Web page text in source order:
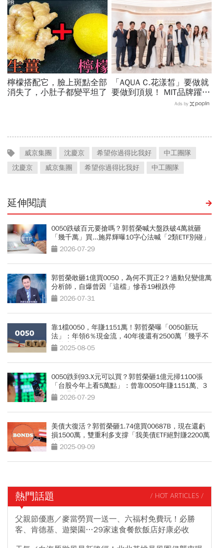
價
檸檬搭配它，臉上斑點全部
消失了，小肚子都變平坦了
PR
「AQUA C.花漾皙」要做就
要做到頂規！ MIT品牌躍上
Ads by
威京集團 沈慶京 希望你過得比我好
中工團隊
沈慶京
威京集團 希望你過得比我好 中工團隊
延伸閱讀
0050跌破百元要搶嗎？郭哲榮喊大盤跌破4萬就砸
「幾千萬」買...施昇輝曝10字心法喊「2類ETF別碰」
2026-07-29
郭哲榮敢砸1億買0050，為何不買正2？過動兒變億萬
分析師，自爆曾因「這檔」慘吞19根跌停
2026-07-31
靠1檔0050，年賺1151萬！郭哲榮曝「0050新玩
法」：年領6％現金流，40年後還有2500萬「幾乎不
可能賣光」
2025-08-05
0050跌到93.X元可以買？郭哲榮砸1億元掃1100張
「台股今年上看5萬點」：曾靠0050年賺1151萬、3
策略曝光
2026-07-29
美債大復活？郭哲榮砸1.74億買00687B，現在還虧
損1500萬，雙重利多支撐「我美債ETF絕對賺2200萬
出場」
2025-09-09
熱門話題 / HOT ARTICLES /
父親節優惠／麥當勞買一送一、六福村免費玩！必勝
客、肯德基、遊樂園…29家速食餐飲飯店好康必收